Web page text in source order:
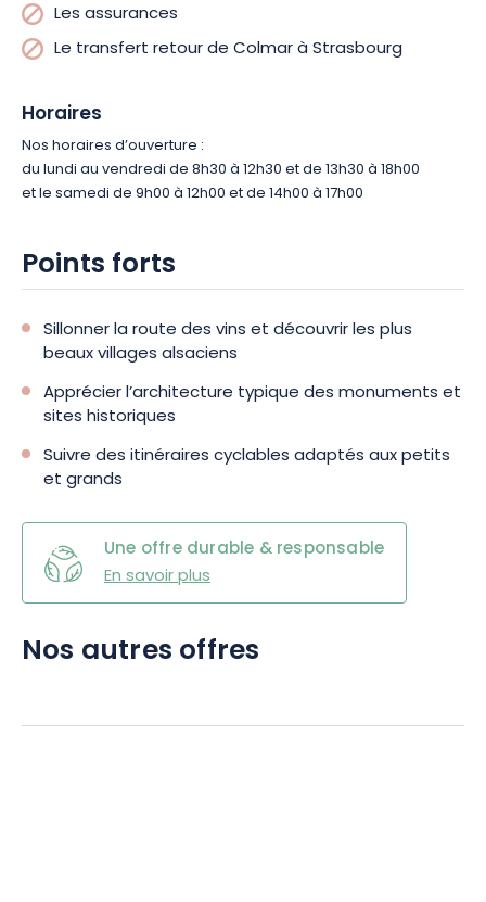
Les assurances
Le transfert retour de Colmar à Strasbourg
Horaires
Nos horaires d’ouverture :
du lundi au vendredi de 8h30 à 12h30 et de 13h30 à 18h00
et le samedi de 9h00 à 12h00 et de 14h00 à 17h00
Points forts
Sillonner la route des vins et découvrir les plus
beaux villages alsaciens
Apprécier l’architecture typique des monuments et
sites historiques
Suivre des itinéraires cyclables adaptés aux petits
et grands
Une offre durable & responsable
En savoir plus
Nos autres offres